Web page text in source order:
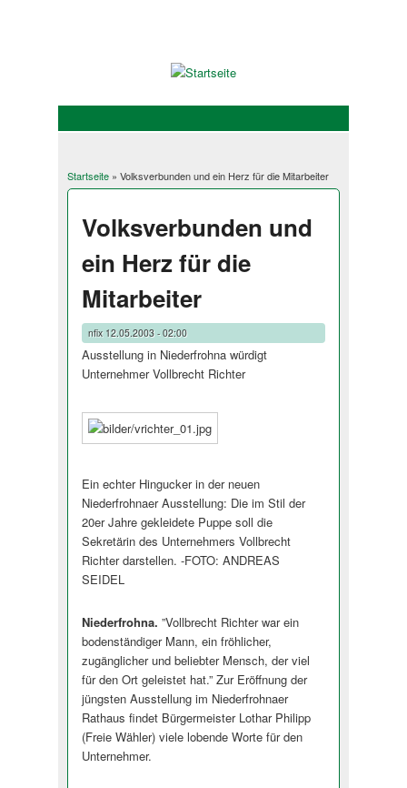
Sie sind hier
Startseite» Volksverbunden und ein Herz für die Mitarbeiter
Volksverbunden und
ein Herz für die
Mitarbeiter
nfix12.05.2003 - 02:00
Ausstellung in Niederfrohna würdigt
Unternehmer Vollbrecht Richter
Ein echter Hingucker in der neuen
Niederfrohnaer Ausstellung: Die im Stil der
20er Jahre gekleidete Puppe soll die
Sekretärin des Unternehmers Vollbrecht
Richter darstellen. -FOTO: ANDREAS
SEIDEL
Niederfrohna. ”Vollbrecht Richter war ein
bodenständiger Mann, ein fröhlicher,
zugänglicher und beliebter Mensch, der viel
für den Ort geleistet hat.” Zur Eröffnung der
jüngsten Ausstellung im Niederfrohnaer
Rathaus findet Bürgermeister Lothar Philipp
(Freie Wähler) viele lobende Worte für den
Unternehmer.